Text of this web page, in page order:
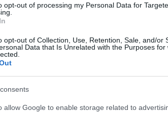
opt-out of processing my Personal Data for
opt-out of Collection, Use, Retention, Sale, and/or
Data that Is Unrelated with the Purposes for
allow Google to enable storage related to